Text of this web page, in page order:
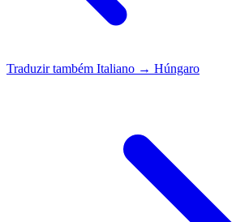
Traduzir também Italiano → Húngaro